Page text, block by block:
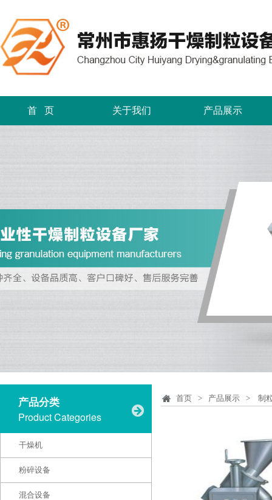
首 页 关于我们 产品展示
产品分类
Product Categories
干燥机
粉碎设备
混合设备
首页 > 产品展示 > 制